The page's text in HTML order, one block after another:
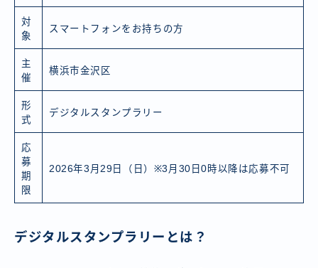
対
象
スマートフォンをお持ちの方
主
催
横浜市金沢区
形
式
デジタルスタンプラリー
応
募
期
限
2026年3月29日（日）※3月30日0時以降は応募不可
デジタルスタンプラリーとは？